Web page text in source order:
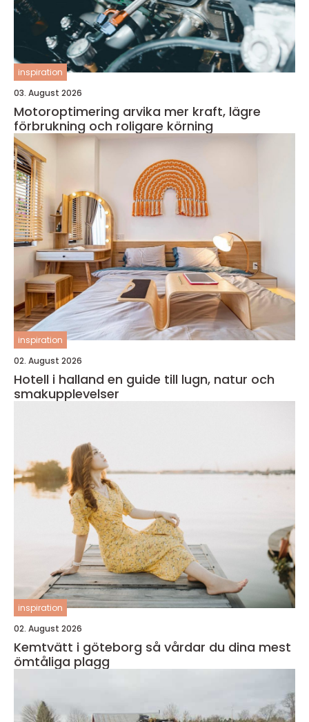
inspiration
03. August 2026
Motoroptimering arvika mer kraft, lägre
förbrukning och roligare körning
inspiration
02. August 2026
Hotell i halland en guide till lugn, natur och
smakupplevelser
inspiration
02. August 2026
Kemtvätt i göteborg så vårdar du dina mest
ömtåliga plagg